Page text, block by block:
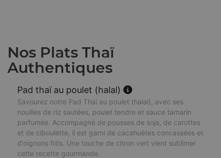
Nos Plats Thaï
Authentiques
Pad thaï au poulet (halal)
Savourez notre Pad Thaï au poulet (halal), avec ses
nouilles de riz sautées, poulet tendre et sauce tamarin
parfumée. Accompagné de pousses de soja, de carottes
et de ciboulette, il est garni de cacahuètes concassées et
d'oignons frits. Une touche de citron vert vient sublimer
cette recette gourmande.